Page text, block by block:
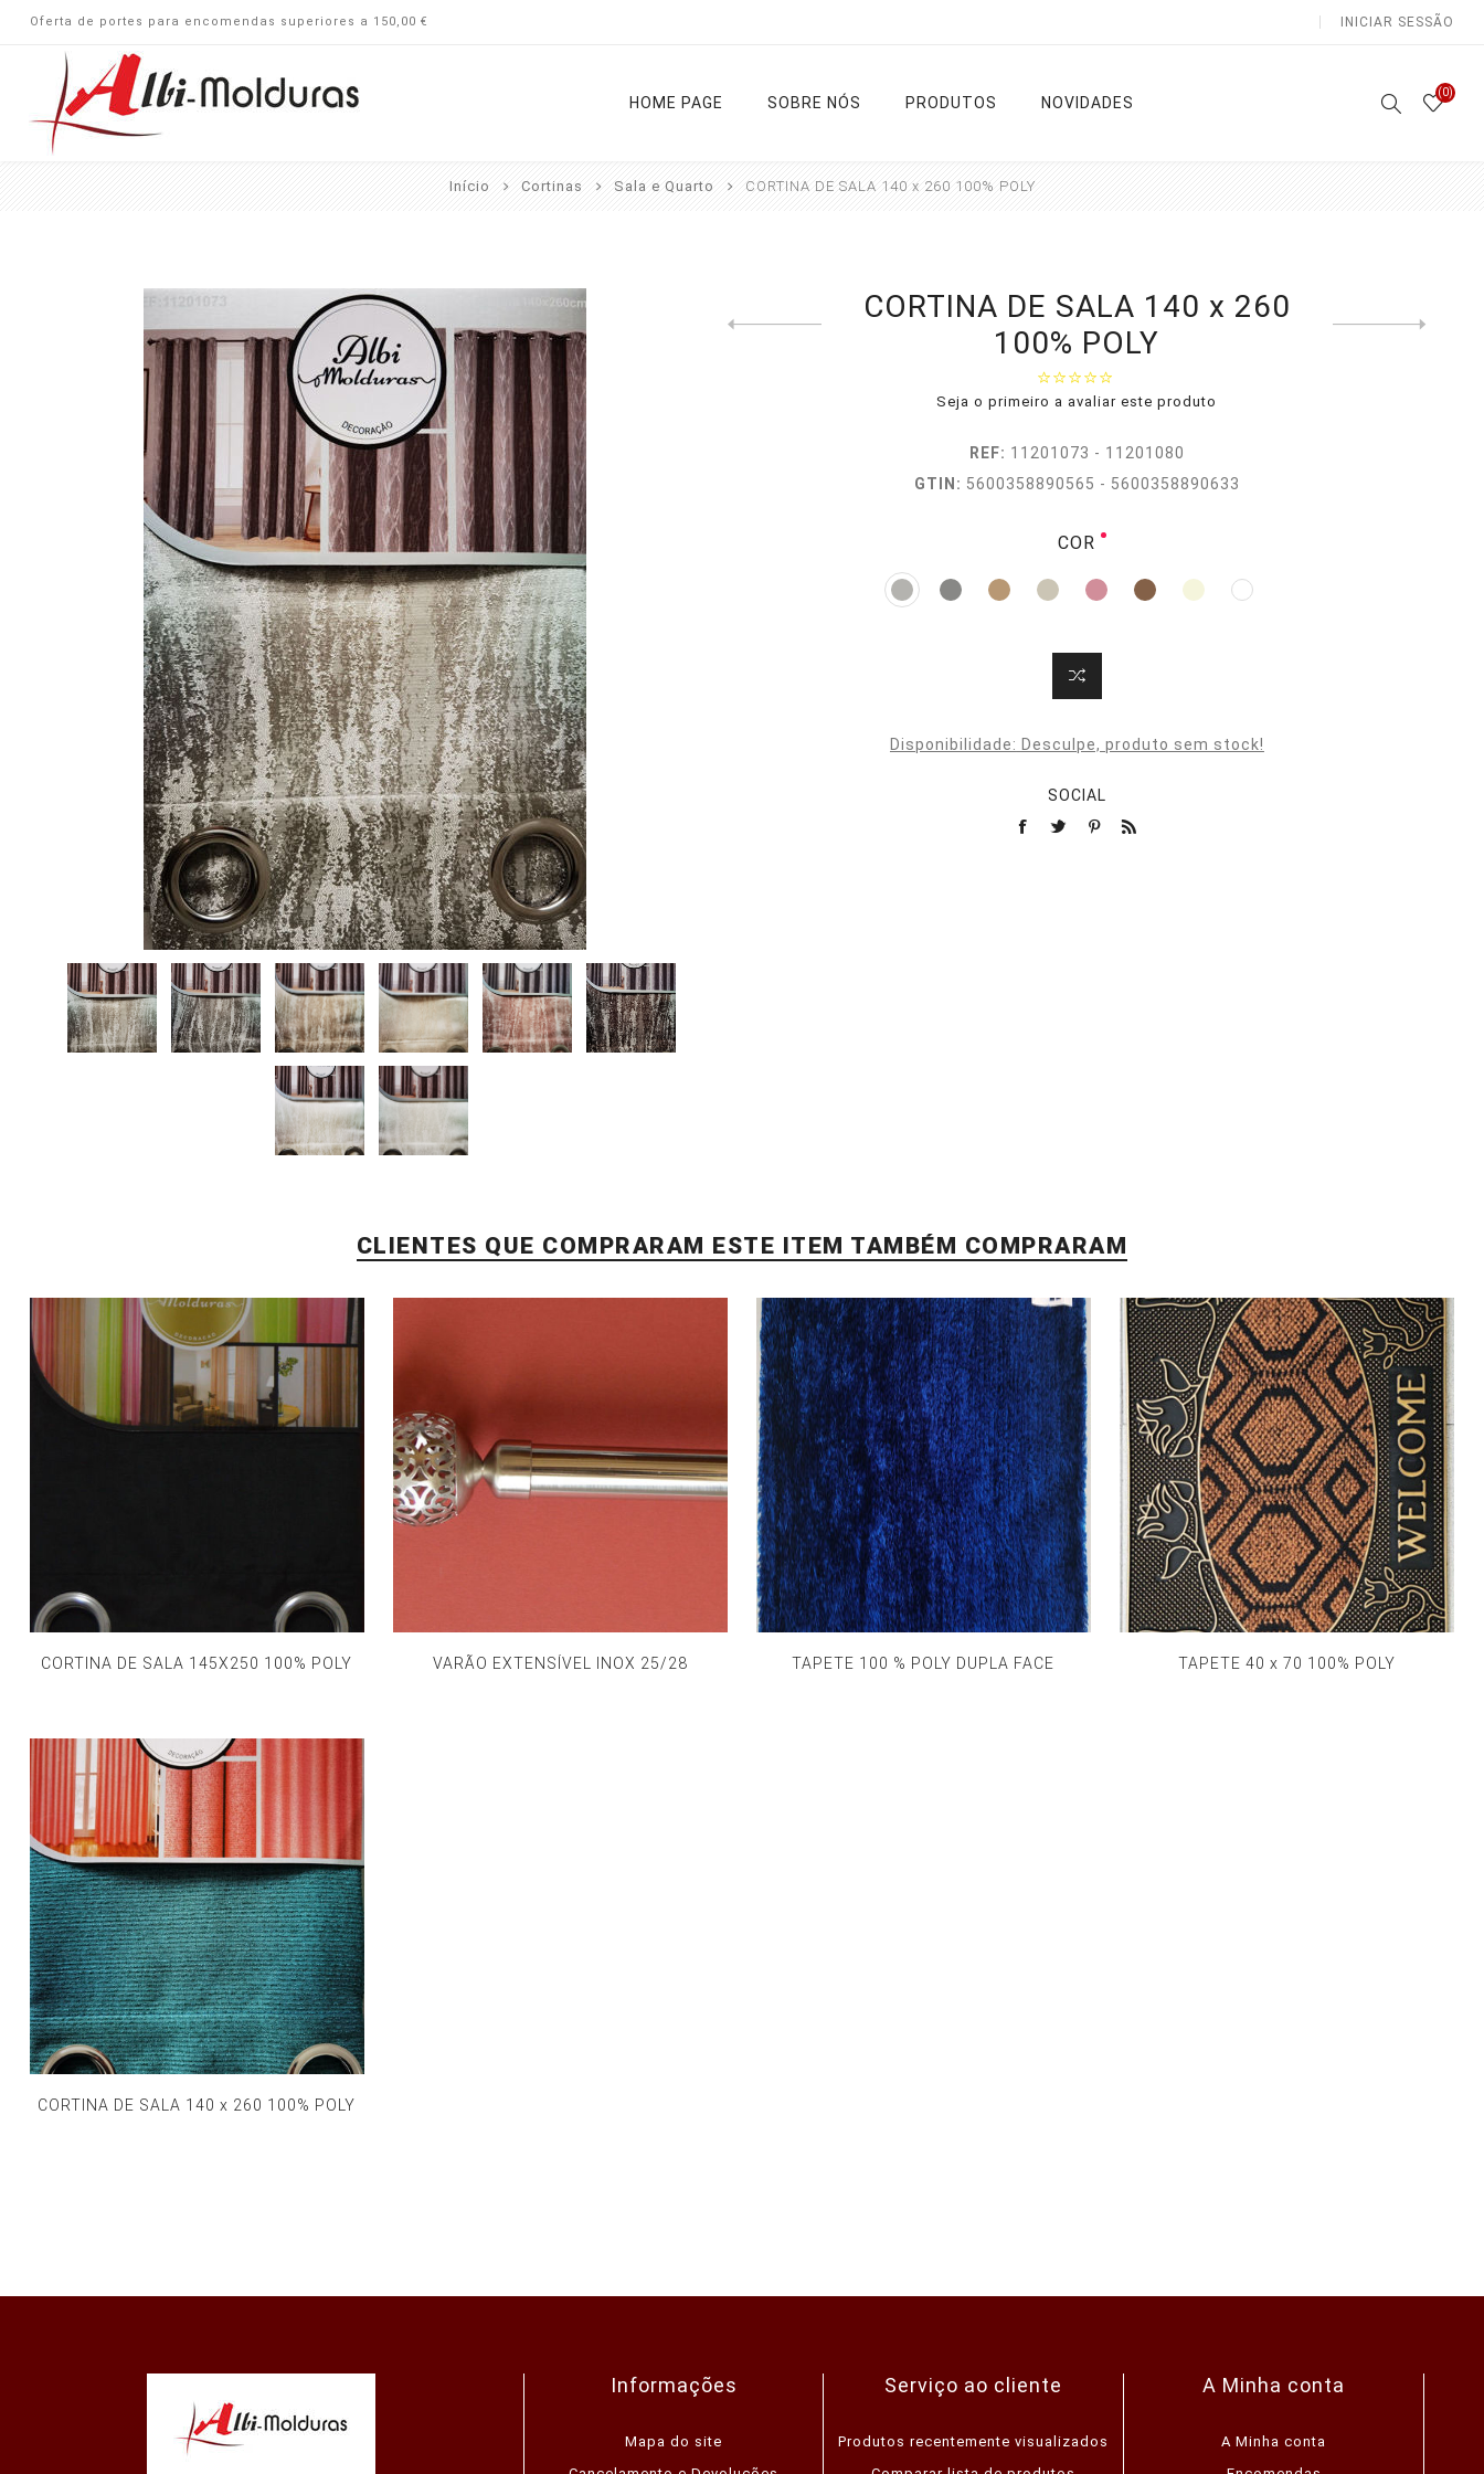
Oferta de portes para encomendas superiores a 150,00 € INICIAR SESSÃO
HOME PAGE SOBRE NÓS PRODUTOS
Cortinas
Cozinha
Sala e
Quarto
Varões Estores Tapetes
Banho
Ver todas
Sala /
Casa de
Banho
Natal
Lençóis
Edredon
Ver todas
NOVIDADES
(0)
Início Cortinas Sala e Quarto CORTINA DE SALA 140 x 260 100% POLY
CORTINA DE SALA 140 x 260
100% POLY
Seja o primeiro a avaliar este produto
REF: 11201073 - 11201080
GTIN: 5600358890565 - 5600358890633
COR
Disponibilidade: Desculpe, produto sem stock!
SOCIAL
CLIENTES QUE COMPRARAM ESTE ITEM TAMBÉM COMPRARAM
CORTINA DE SALA 145X250 100% POLY VARÃO EXTENSÍVEL INOX 25/28 TAPETE 100 % POLY DUPLA FACE TAPETE 40 x 70 100% POLY
CORTINA DE SALA 140 x 260 100% POLY
Informações
Mapa do site
Serviço ao cliente
Produtos recentemente visualizados
A Minha conta
A Minha conta